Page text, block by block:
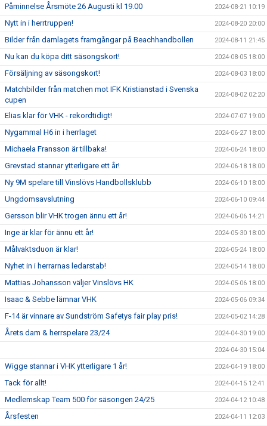
Påminnelse Årsmöte 26 Augusti kl 19.00 2024-08-21 10:19
Nytt in i herrtruppen! 2024-08-20 20:00
Bilder från damlagets framgångar på Beachhandbollen 2024-08-11 21:45
Nu kan du köpa ditt säsongskort! 2024-08-05 18:00
Försäljning av säsongskort! 2024-08-03 18:00
Matchbilder från matchen mot IFK Kristianstad i Svenska
cupen
2024-08-02 02:20
Elias klar för VHK - rekordtidigt! 2024-07-07 19:00
Nygammal H6 in i herrlaget 2024-06-27 18:00
Michaela Fransson är tillbaka! 2024-06-24 18:00
Grevstad stannar ytterligare ett år! 2024-06-18 18:00
Ny 9M spelare till Vinslövs Handbollsklubb 2024-06-10 18:00
Ungdomsavslutning 2024-06-10 09:44
Gersson blir VHK trogen ännu ett år! 2024-06-06 14:21
Inge är klar för ännu ett år! 2024-05-30 18:00
Målvaktsduon är klar! 2024-05-24 18:00
Nyhet in i herrarnas ledarstab! 2024-05-14 18:00
Mattias Johansson väljer Vinslövs HK 2024-05-06 18:00
Isaac & Sebbe lämnar VHK 2024-05-06 09:34
F-14 är vinnare av Sundström Safetys fair play pris! 2024-05-02 14:28
Årets dam & herrspelare 23/24 2024-04-30 19:00
2024-04-30 15:04
Wigge stannar i VHK ytterligare 1 år! 2024-04-19 18:00
Tack för allt! 2024-04-15 12:41
Medlemskap Team 500 för säsongen 24/25 2024-04-12 10:48
Årsfesten 2024-04-11 12:03